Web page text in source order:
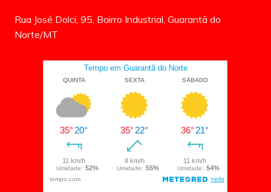
Rua José Dolci, 95, Bairro Industrial, Guarantã do
Norte/MT